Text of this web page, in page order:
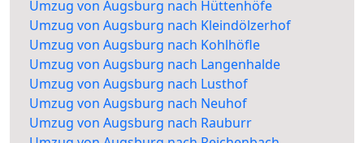
Umzug von Augsburg nach Hüttenhöfe
Umzug von Augsburg nach Kleindölzerhof
Umzug von Augsburg nach Kohlhöfle
Umzug von Augsburg nach Langenhalde
Umzug von Augsburg nach Lusthof
Umzug von Augsburg nach Neuhof
Umzug von Augsburg nach Rauburr